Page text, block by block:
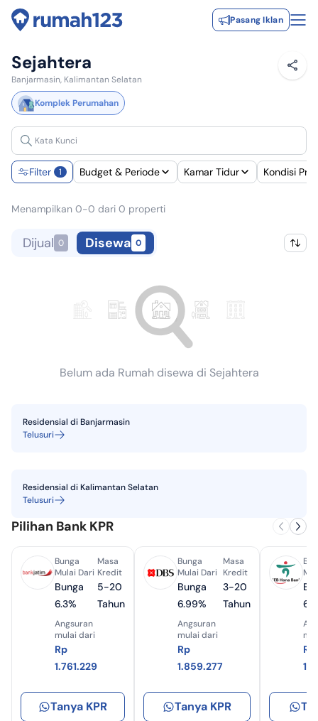
Pasang Iklan
Sejahtera
Banjarmasin, Kalimantan Selatan
Komplek Perumahan
Filter 1 Budget & Periode Kamar Tidur Kondisi
Menampilkan 0-0 dari 0 properti
Dijual 0 Disewa 0
Belum ada Rumah disewa di Sejahtera
Residensial diBanjarmasin
Telusuri
Residensial diKalimantan Selatan
Telusuri
Pilihan Bank KPR
Bunga
Mulai Dari
Bunga
6.3%
Angsuran
mulai dari
Rp
1.761.229
Masa
Kredit
5-20
Tahun
Tanya KPR
Bunga
Mulai Dari
Bunga
6.99%
Angsuran
mulai dari
Rp
1.859.277
Masa
Kredit
3-20
Tahun
Tanya KPR
Rp